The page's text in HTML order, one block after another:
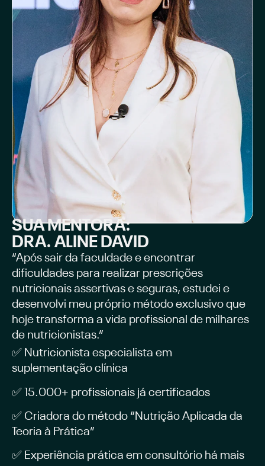
SUA MENTORA:
DRA. ALINE DAVID
“Após sair da faculdade e encontrar
dificuldades para realizar prescrições
nutricionais assertivas e seguras, estudei e
desenvolvi meu próprio método exclusivo que
hoje transforma a vida profissional de milhares
de nutricionistas.”
✅ Nutricionista especialista em
suplementação clínica
✅ 15.000+ profissionais já certificados
✅ Criadora do método “Nutrição Aplicada da
Teoria à Prática”
✅ Experiência prática em consultório há mais